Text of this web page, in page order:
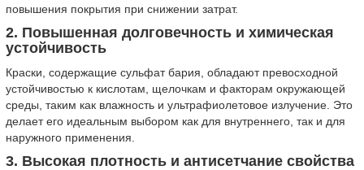
повышения покрытия при снижении затрат.
2. Повышенная долговечность и химическая
устойчивость
Краски, содержащие сульфат бария, обладают превосходной
устойчивостью к кислотам, щелочкам и факторам окружающей
среды, таким как влажность и ультрафиолетовое излучение. Это
делает его идеальным выбором как для внутреннего, так и для
наружного применения.
3. Высокая плотность и антисетчание свойства